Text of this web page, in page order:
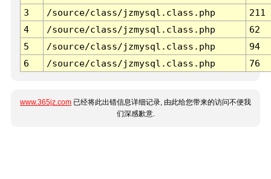
3 /source/class/jzmysql.class.php
211
4
/source/class/jzmysql.class.php
62
5
/source/class/jzmysql.class.php
94
6
/source/class/jzmysql.class.php 76
www.365jz.com 已经将此出错信息详细记录, 由此给您带来的访问不便我
们深感歉意.